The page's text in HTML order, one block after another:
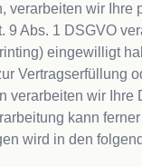
wir Ihre
Abs. 1 DSGVO
eingewilligt
Vertragserfüllung
verarbeiten wir
kann
wird in den